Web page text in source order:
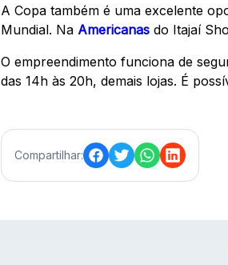
A Copa também é uma excelente
Mundial. Na Americanas do Itajaí
O empreendimento funciona de
das 14h às 20h, demais lojas. É
Compartilhar: